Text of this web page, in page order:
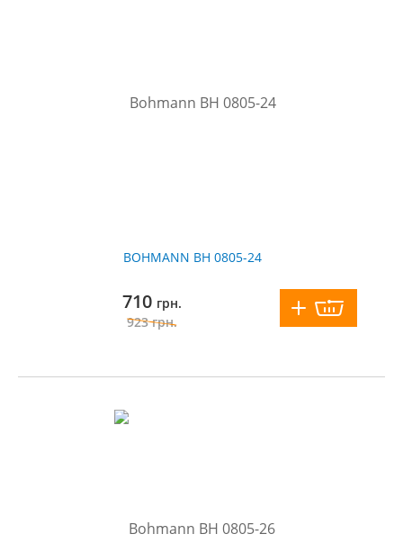
BOHMANN BH 0805-24
710 грн.
923грн.